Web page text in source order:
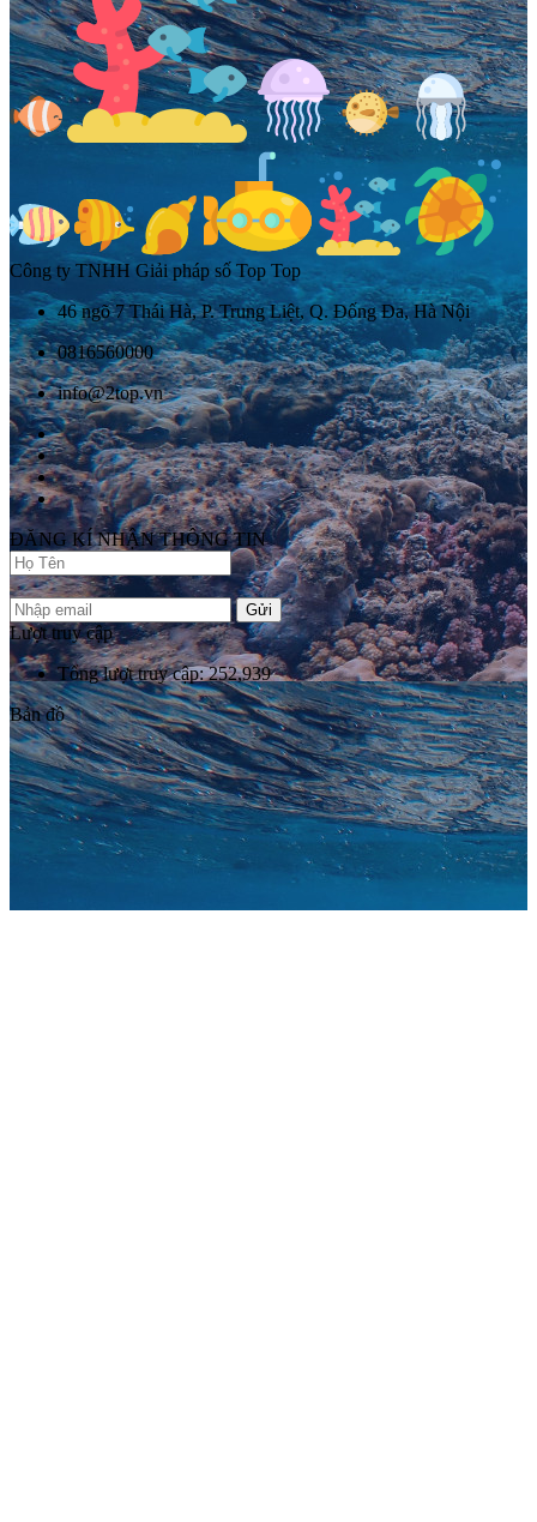
Công ty TNHH Giải pháp số Top Top
46 ngõ 7 Thái Hà, P. Trung Liệt, Q. Đống Đa, Hà Nội
0816560000
info@2top.vn
ĐĂNG KÍ NHẬN THÔNG TIN
Gửi
Lượt truy cập
Tổng lượt truy cập: 252,939
Bản đồ